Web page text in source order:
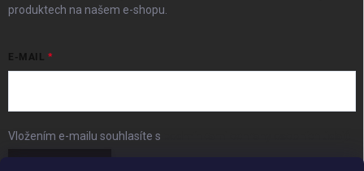
produktech na našem e-shopu.
E-MAIL
Vložením e-mailu souhlasíte s